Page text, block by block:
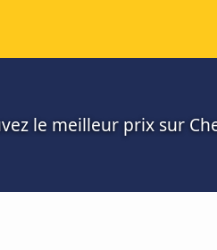
le meilleur prix sur